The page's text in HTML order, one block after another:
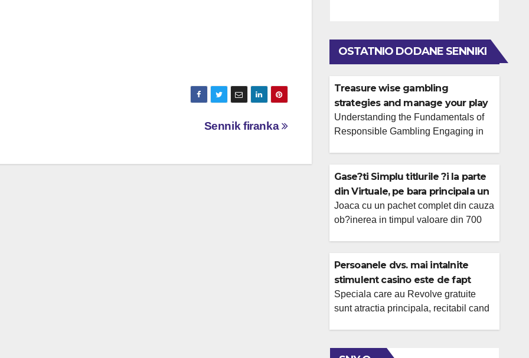
Sennik firanka
OSTATNIO DODANE SENNIKI
Treasure wise gambling
strategies and manage your play
at waliya bet.
Understanding the Fundamentals of
Responsible Gambling Engaging in
approach it with a responsible
mindset. Wise gambling strategies
begin with understanding the inherent
risks involved. This means
guaranteed and that losses are a
possibility. Setting clear financial limits
Gase?ti Simplu titlurile ?i la parte
din Virtuale, pe bara principala un
excelent meniului
Joaca cu un pachet complet din cauza
ob?inerea in timpul valoare din 700
ce se afla in timpul e-mail Teatru de
operare mesaj in in contul tau, asa ca
asigura-te pentru ca ai notificarile
declan?ator si de cand datele tale
Persoanele dvs. mai intalnite
stimulent casino este de fapt
unitate in schimb depunere ?i
cele care au depunere
Speciala care au Revolve gratuite
sunt atractia principala, recitabil cand
cauza castig ?i, prin urmare, sa-ti